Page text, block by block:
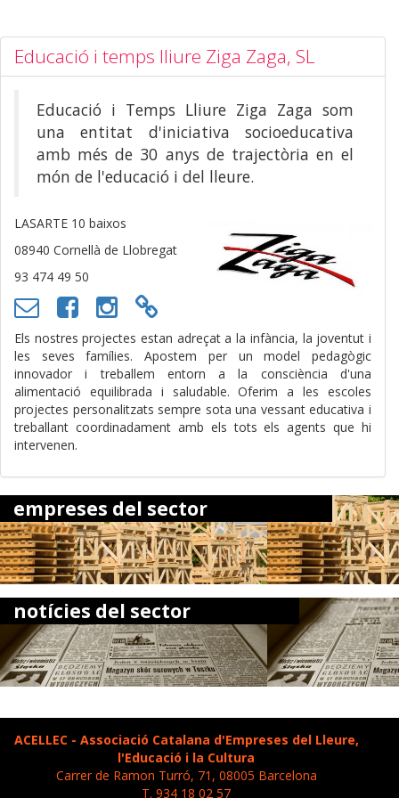
Educació i temps lliure Ziga Zaga, SL
Educació i Temps Lliure Ziga Zaga som
una entitat d'iniciativa socioeducativa
amb més de 30 anys de trajectòria en el
món de l'educació i del lleure.
LASARTE 10 baixos
08940 Cornellà de Llobregat
93 474 49 50
Els nostres projectes estan adreçat a la infància, la joventut i
les seves famílies. Apostem per un model pedagògic
innovador i treballem entorn a la consciència d'una
alimentació equilibrada i saludable. Oferim a les escoles
projectes personalitzats sempre sota una vessant educativa i
treballant coordinadament amb els tots els agents que hi
intervenen.
empreses del sector
notícies del sector
ACELLEC - Associació Catalana d'Empreses del Lleure,
l'Educació i la Cultura
Carrer de Ramon Turró, 71, 08005 Barcelona
T. 934 18 02 57